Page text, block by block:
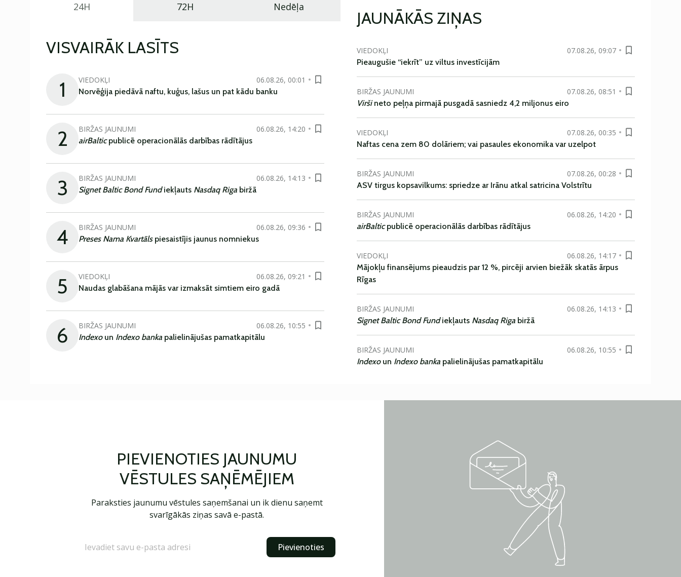
24H 72H Nedēļa
VISVAIRĀK LASĪTS
1 VIEDOKĻI
06.08.26, 00:01
Norvēģija piedāvā naftu, kuģus, lašus un pat kādu banku
2 BIRŽAS JAUNUMI
06.08.26, 14:20
airBalticpublicē operacionālās darbības rādītājus
3 BIRŽAS JAUNUMI
06.08.26, 14:13
Signet Baltic Bond Fundiekļauts Nasdaq Riga biržā
4 BIRŽAS JAUNUMI
06.08.26, 09:36
Preses Nama Kvartāls piesaistījis jaunus nomniekus
5 VIEDOKĻI
06.08.26, 09:21
Naudas glabāšana mājās var izmaksāt simtiem eiro gadā
6 BIRŽAS JAUNUMI
06.08.26, 10:55
Indexoun Indexo banka palielinājušas pamatkapitālu
JAUNĀKĀS ZIŅAS
VIEDOKĻI
07.08.26, 09:07
Pieaugušie “iekrīt” uz viltus investīcijām
BIRŽAS JAUNUMI
07.08.26, 08:51
Viršineto peļņa pirmajā pusgadā sasniedz 4,2 miljonus eiro
VIEDOKĻI
07.08.26, 00:35
Naftas cena zem 80 dolāriem; vai pasaules ekonomika var uzelpot
BIRŽAS JAUNUMI
07.08.26, 00:28
ASV tirgus kopsavilkums: spriedze ar Irānu atkal satricina Volstrītu
BIRŽAS JAUNUMI
06.08.26, 14:20
airBalticpublicē operacionālās darbības rādītājus
VIEDOKĻI
06.08.26, 14:17
Mājokļu finansējums pieaudzis par 12 %, pircēji arvien biežāk skatās ārpus
Rīgas
BIRŽAS JAUNUMI
06.08.26, 14:13
Signet Baltic Bond Fundiekļauts Nasdaq Riga biržā
BIRŽAS JAUNUMI
06.08.26, 10:55
Indexoun Indexo banka palielinājušas pamatkapitālu
PIEVIENOTIES JAUNUMU
VĒSTULES SAŅĒMĒJIEM
Paraksties jaunumu vēstules saņemšanai un ik dienu saņemt
svarīgākās ziņas savā e-pastā.
Pievienoties